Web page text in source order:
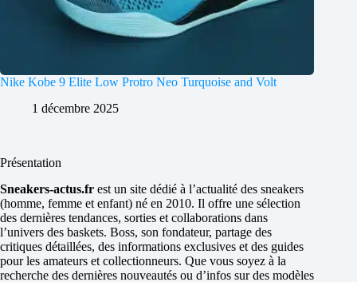
Nike Kobe 9 Elite Low Protro Neo Turquoise and Volt
1 décembre 2025
Présentation
Sneakers-actus.fr est un site dédié à l’actualité des sneakers
(homme, femme et enfant) né en 2010. Il offre une sélection
des dernières tendances, sorties et collaborations dans
l’univers des baskets. Boss, son fondateur, partage des
critiques détaillées, des informations exclusives et des guides
pour les amateurs et collectionneurs. Que vous soyez à la
recherche des dernières nouveautés ou d’infos sur des modèles